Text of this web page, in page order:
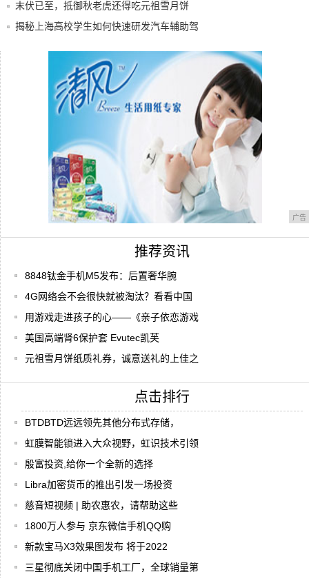
末伏已至，抵御秋老虎还得吃元祖雪月饼
揭秘上海高校学生如何快速研发汽车辅助驾
送她元祖梦蛋糕，七夕表白更甜蜜！
广告
推荐资讯
8848钛金手机M5发布：后置奢华腕
4G网络会不会很快就被淘汰？看看中国
用游戏走进孩子的心——《亲子依恋游戏
美国高端肾6保护套 Evutec凯芙
元祖雪月饼纸质礼券，诚意送礼的上佳之
点击排行
BTDBTD远远领先其他分布式存储，
虹膜智能锁进入大众视野，虹识技术引领
殷富投资,给你一个全新的选择
Libra加密货币的推出引发一场投资
慈音短视频 | 助农惠农，请帮助这些
1800万人参与 京东微信手机QQ购
新款宝马X3效果图发布 将于2022
三星彻底关闭中国手机工厂，全球销量第